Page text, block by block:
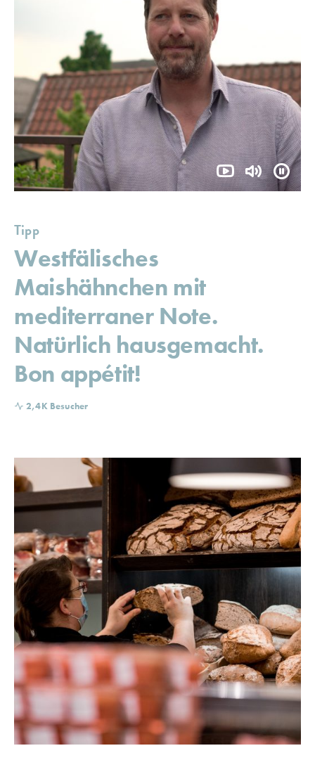
Tipp
Westfälisches
Maishähnchen mit
mediterraner Note.
Natürlich hausgemacht.
Bon appétit!
2,4K Besucher